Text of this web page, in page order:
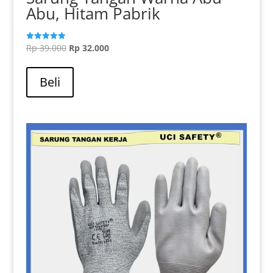
Abu, Hitam Pabrik
Dinilai
5.00
Rp39.000 Harga
Rp32.000Harga
Beli